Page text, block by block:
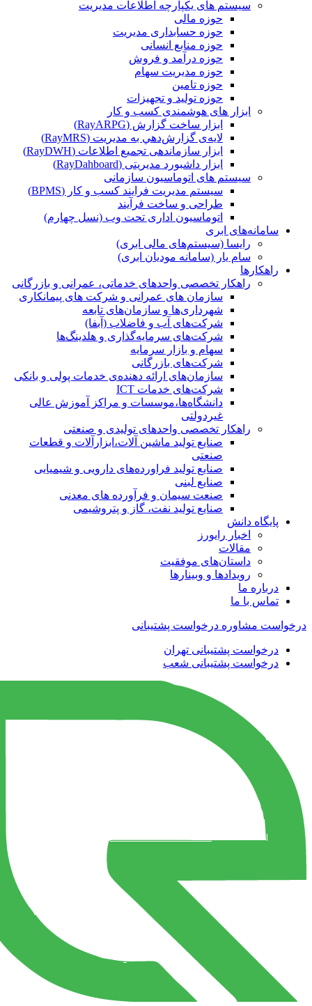
سیستم های یکپارچه اطلاعات مدیریت
حوزه مالی
حوزه حسابداری مدیریت
حوزه منابع انسانی
حوزه درآمد و فروش
حوزه مدیریت سهام
حوزه تامین
حوزه تولید و تجهیزات
ابزار های هوشمندی کسب و کار
ابزار ساخت گزارش (RayARPG)
لایه‌ی گزارش‌دهي به مديريت (RayMRS)
ابزار سازماندهی تجمیع اطلاعات (RayDWH)
ابزار داشبورد مدیریتی (RayDahboard)
سیستم های اتوماسیون سازمانی
سیستم مدیریت فرایند کسب و کار (BPMS)
طراحی و ساخت فرآیند
اتوماسیون اداری تحت وب (نسل چهارم)
سامانه‌های ابری
رایسا (سیستم‌های مالی ابری)
سام یار (سامانه مودیان ابری)
راهکارها
راهکار تخصصی واحدهای خدماتی، عمرانی و بازرگانی
سازمان های عمرانی و شرکت های پیمانکاری
شهرداری‌ها و سازمان‌های تابعه
شرکت‌های آب و فاضلاب (آبفا)
شرکت‌های سرمایه‌گذاری و هلدینگ‌ها
سهام و بازار سرمایه
شرکت‌های بازرگانی
سازمان‌های ارائه دهنده‌ی خدمات پولی و بانکی
شرکت‌های خدمات ICT
دانشگاه‌ها،موسسات و مراکز آموزش عالی
غیردولتی
راهکار تخصصی واحدهای تولیدی و صنعتی
صنایع توليد ماشين آلات،ابزارآلات و قطعات
صنعتی
صنایع تولید فراورده‌های دارویی و شیمیایی
صنایع لبنی
صنعت سیمان و فرآورده های معدنی
صنایع تولید نفت، گاز و پتروشيمی
پایگاه دانش
اخبار رایورز
مقالات
داستان‌های موفقیت
رویدادها و وبینارها
درباره ما
تماس با ما
درخواست مشاوره درخواست پشتیبانی
درخواست پشتیبانی تهران
درخواست پشتیبانی شعب